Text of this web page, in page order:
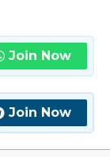
Join Now
Join Now